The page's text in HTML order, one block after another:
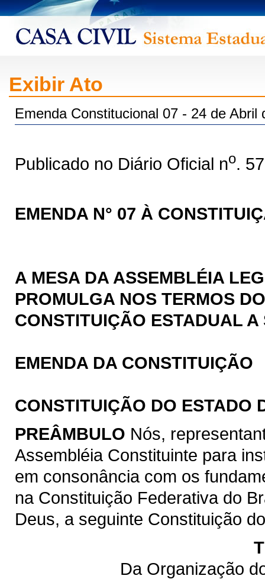
Exibir Ato
Emenda Constitucional 07 - 24 de Abril
Publicado no Diário Oficial no.
EMENDA N° 07 À
A MESA DA ASSEMBLÉIA
PROMULGA NOS TERMOS
CONSTITUIÇÃO ESTADUAL A
EMENDA DA CONSTITUIÇÃO
CONSTITUIÇÃO DO ESTADO
PREÂMBULO Nós,
Assembléia Constituinte para
em consonância com os
na Constituição Federativa do
Deus, a seguinte Constituição
Da Organização